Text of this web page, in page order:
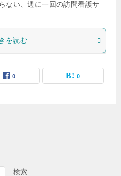
ない、週に一回の訪問看護サ
を読む
0 0
検索